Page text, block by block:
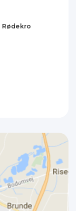
Rødekro